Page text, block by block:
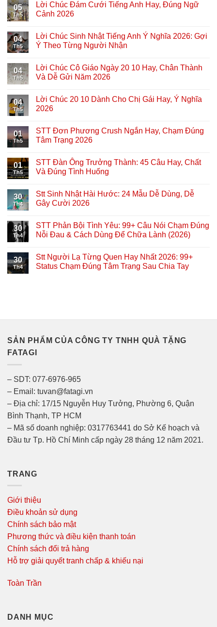
05
Th5
Lời Chúc Đám Cưới Tiếng Anh Hay, Đúng Ngữ
Cảnh 2026
04
Th5
Lời Chúc Sinh Nhật Tiếng Anh Ý Nghĩa 2026: Gợi
Ý Theo Từng Người Nhận
04
Th5
Lời Chúc Cô Giáo Ngày 20 10 Hay, Chân Thành
Và Dễ Gửi Năm 2026
04
Th5
Lời Chúc 20 10 Dành Cho Chị Gái Hay, Ý Nghĩa
2026
01
Th5
STT Đơn Phương Crush Ngắn Hay, Chạm Đúng
Tâm Trạng 2026
01
Th5
STT Đàn Ông Trưởng Thành: 45 Câu Hay, Chất
Và Đúng Tình Huống
30
Th4
Stt Sinh Nhật Hài Hước: 24 Mẫu Dễ Dùng, Dễ
Gây Cười 2026
30
Th4
STT Phản Bội Tình Yêu: 99+ Câu Nói Chạm Đúng
Nỗi Đau & Cách Dùng Để Chữa Lành (2026)
30
Th4
Stt Người Lạ Từng Quen Hay Nhất 2026: 99+
Status Chạm Đúng Tâm Trạng Sau Chia Tay
SẢN PHẨM CỦA CÔNG TY TNHH QUÀ TẶNG
FATAGI
– SDT: 077-6976-965
– Email: tuvan@fatagi.vn
– Địa chỉ: 17/15 Nguyễn Huy Tưởng, Phường 6, Quận
Bình Thạnh, TP HCM
– Mã số doanh nghiệp: 0317763441 do Sở Kế hoạch và
Đầu tư Tp. Hồ Chí Minh cấp ngày 28 tháng 12 năm 2021.
TRANG
Giới thiệu
Điều khoản sử dụng
Chính sách bảo mật
Phương thức và điều kiện thanh toán
Chính sách đổi trả hàng
Hỗ trợ giải quyết tranh chấp & khiếu nại
Toàn Trần
DANH MỤC